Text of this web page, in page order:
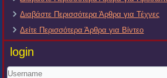
Διαβάστε Περισσότερα Άρθρα για Τέχνες
Δείτε Περισσότερα Άρθρα για Βίντεο
login